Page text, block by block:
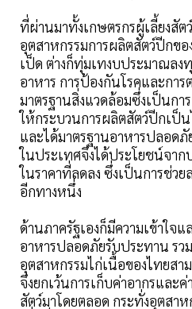
ที่ผ่านมาทั้งเกษตรกรผู้เลี้ยงสั
อุตสาหกรรมการผลิตสัตว์ปีกข
เป็ด ต่างก็ทุ่มเทงบประมาณล
อาหาร การป้องกันโรคและการ
มาตรฐานสิ่งแวดล้อมซึ่งเป็นกา
ให้กระบวนการผลิตสัตว์ปีกเป็
และได้มาตรฐานอาหารปลอด
ในประเทศจึงได้ประโยชน์จา
ในราคาที่ลดลง ซึ่งเป็นการช่ว
อีกทางหนึ่ง
ด้านภาครัฐเองก็มีความเข้าใจ
อาหารปลอดภัยรับประทาน ร
อุตสาหกรรมไก่เนื้อของไทยสา
จึงยกเว้นการเก็บค่าอากรและ
สัตว์มาโดยตลอด กระทั่งอุตสา